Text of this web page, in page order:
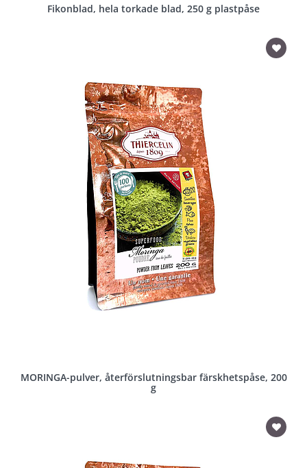
Fikonblad, hela torkade blad, 250 g plastpåse
MORINGA-pulver, återförslutningsbar färskhetspåse, 200
g